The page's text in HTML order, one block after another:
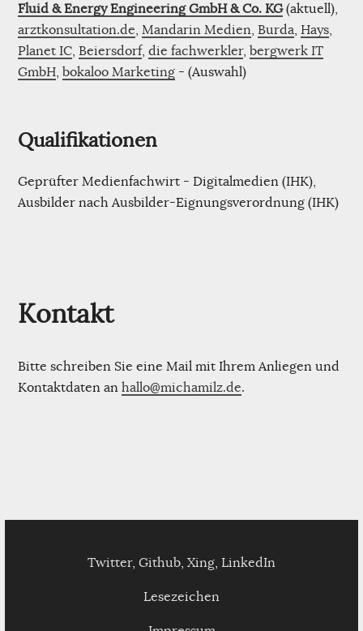
Fluid & Energy Engineering GmbH & Co. KG(aktuell),
arztkonsultation.de
Mandarin Medien Burda Hays
Planet IC Beiersdorf,die fachwerkler, bergwerk IT
GmbH
bokaloo Marketing - (Auswahl)
Qualifikationen
Geprüfter Medienfachwirt - Digitalmedien (IHK),
Ausbilder nach Ausbilder-Eignungsverordnung (IHK)
Kontakt
Bitte schreiben Sie eine Mail mit Ihrem Anliegen und
Kontaktdaten an hallo@michamilz.de.
Twitter, Github Xing LinkedIn
Lesezeichen